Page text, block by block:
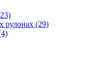
рулонах (29)